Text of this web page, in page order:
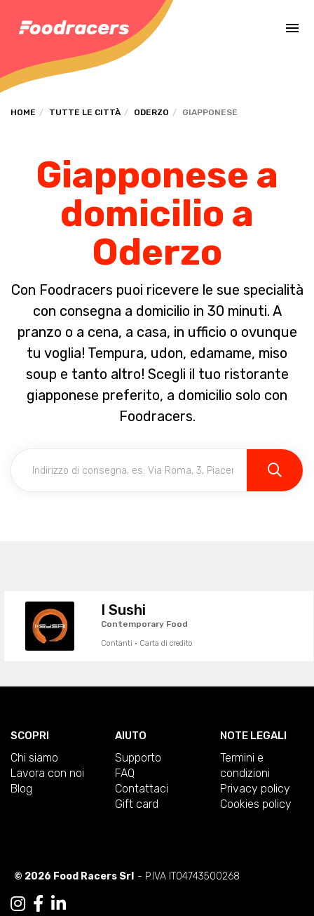
HOME TUTTE LE CITTÀ ODERZO GIAPPONESE
Giapponese a
domicilio a
Oderzo
Con Foodracers puoi ricevere le sue specialità
con consegna a domicilio in 30 minuti. A
pranzo o a cena, a casa, in ufficio o ovunque
tu voglia! Tempura, udon, edamame, miso
soup e tanto altro! Scegli il tuo ristorante
giapponese preferito, a domicilio solo con
Foodracers.
I Sushi
Contemporary Food
Contanti · Carta di credito
SCOPRI
Chi siamo
Lavora con noi
Blog
AIUTO
Supporto
FAQ
Contattaci
Gift card
NOTE LEGALI
Termini e
condizioni
Privacy policy
Cookies policy
© 2026 Food Racers Srl - P.IVA IT04743500268